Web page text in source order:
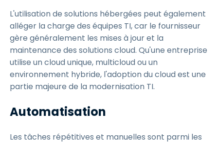
L'utilisation de solutions hébergées peut également
alléger la charge des équipes TI, car le fournisseur
gère généralement les mises à jour et la
maintenance des solutions cloud. Qu'une entreprise
utilise un cloud unique, multicloud ou un
environnement hybride, l'adoption du cloud est une
partie majeure de la modernisation TI.
Automatisation
Les tâches répétitives et manuelles sont parmi les